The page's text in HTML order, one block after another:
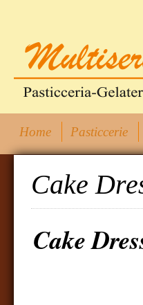
Home Pasticcerie
Cake
Cake